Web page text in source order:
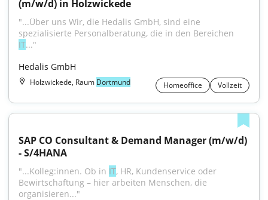
(m/w/d) in Holzwickede
"...Über uns Wir, die Hedalis GmbH, sind eine
IT..."
Hedalis GmbH
Holzwickede, Raum Dortmund Homeoffice Vollzeit
SAP CO Consultant & Demand Manager (m/w/d)
- S/4HANA
"...Kolleg:innen. Ob in IT, HR, Kundenservice oder
Bewirtschaftung – hier arbeiten Menschen, die
organisieren..."